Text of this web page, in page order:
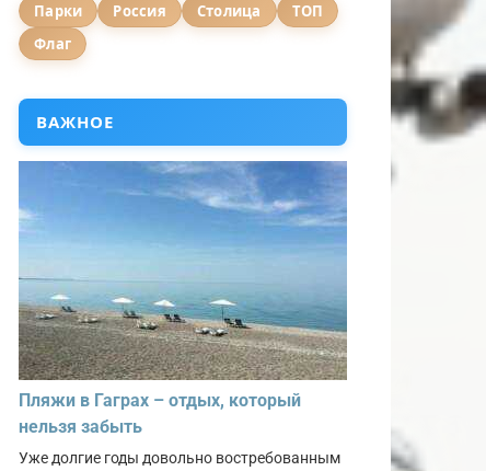
Парки
Россия Столица
ТОП
Флаг
ВАЖНОЕ
Пляжи в Гаграх – отдых, который
нельзя забыть
Уже долгие годы довольно востребованным